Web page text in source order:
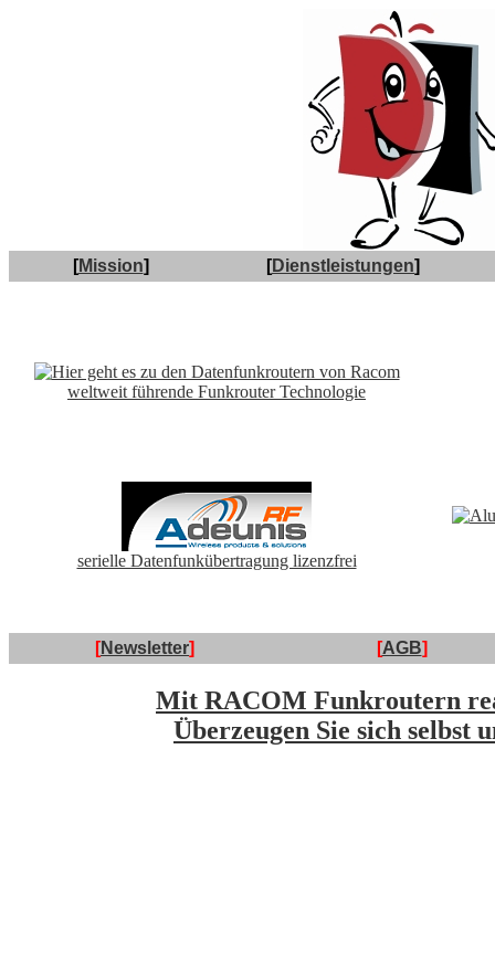
[Mission] [Dienstleistungen]
weltweit führende Funkrouter Technologie
serielle Datenfunkübertragung lizenzfrei
[Newsletter] [AGB]
Mit RACOM Funkroutern
Überzeugen Sie sich selbst